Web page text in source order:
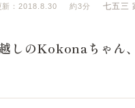
新：2018.8.30 約3分 七五三
しのKokonaちゃん